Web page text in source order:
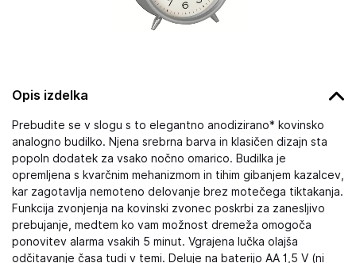
Opis izdelka
Prebudite se v slogu s to elegantno anodizirano* kovinsko
analogno budilko. Njena srebrna barva in klasičen dizajn sta
popoln dodatek za vsako nočno omarico. Budilka je
opremljena s kvarčnim mehanizmom in tihim gibanjem kazalcev,
kar zagotavlja nemoteno delovanje brez motečega tiktakanja.
Funkcija zvonjenja na kovinski zvonec poskrbi za zanesljivo
prebujanje, medtem ko vam možnost dremeža omogoča
ponovitev alarma vsakih 5 minut. Vgrajena lučka olajša
odčitavanje časa tudi v temi. Deluje na baterijo AA 1,5 V (ni